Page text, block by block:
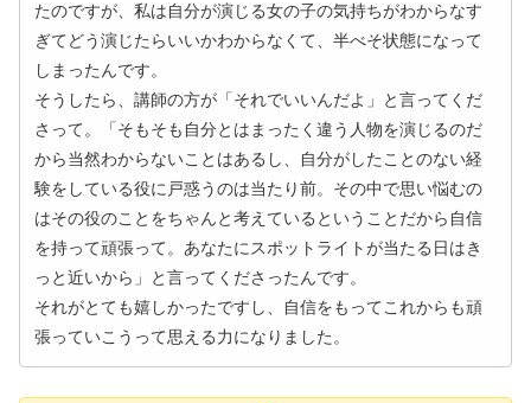
たのですが、私は自分が演じる女の子の気持ちがわからなす
ぎてどう演じたらいいかわからなくて、半べそ状態になって
しまったんです。
そうしたら、講師の方が「それでいいんだよ」と言ってくだ
さって。「そもそも自分とはまったく違う人物を演じるのだ
から当然わからないことはあるし、自分がしたことのない経
験をしている役に戸惑うのは当たり前。その中で思い悩むの
はその役のことをちゃんと考えているということだから自信
を持って頑張って。あなたにスポットライトが当たる日はき
っと近いから」と言ってくださったんです。
それがとても嬉しかったですし、自信をもってこれからも頑
張っていこうって思える力になりました。